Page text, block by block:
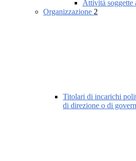
Attività soggette
Organizzazione 2
Titolari di incarichi
di direzione o di